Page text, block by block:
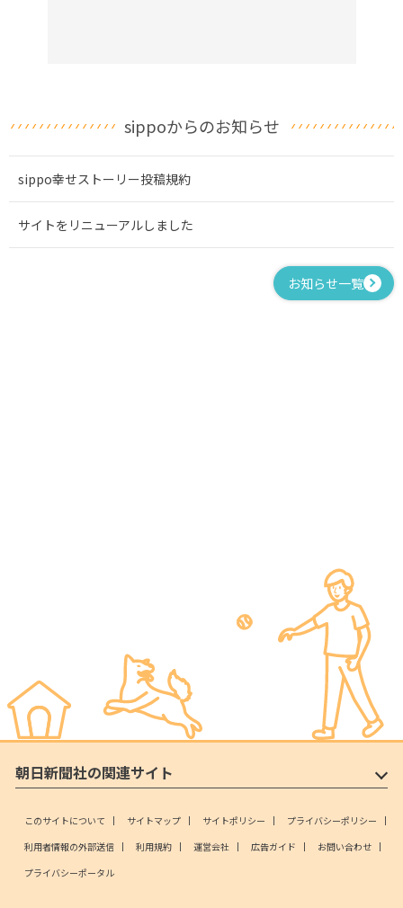
sippoからのお知らせ
sippo幸せストーリー投稿規約
サイトをリニューアルしました
お知らせ一覧
朝日新聞社の関連サイト
このサイトについて サイトマップ サイトポリシー
プライバシーポリシー
利用者情報の外部送信
利用規約 運営会社 広告ガイド
お問い合わせ
プライバシーポータル